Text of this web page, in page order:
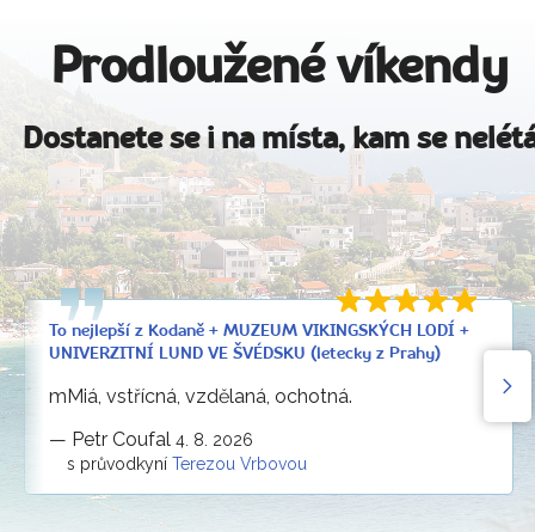
Prodloužené víkendy
Dostanete se i na místa, kam se
To nejlepší z Kodaně + MUZEUM VIKINGSKÝCH LODÍ +
UNIVERZITNÍ LUND VE ŠVÉDSKU (letecky z Prahy)
mMiá, vstřícná, vzdělaná, ochotná.
— Petr Coufal 4. 8. 2026
s průvodkyní Terezou Vrbovou